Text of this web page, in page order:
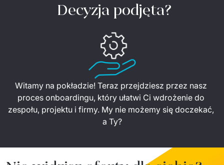
Decyzja podjęta?
Witamy na pokładzie! Teraz przejdziesz przez nasz
proces onboardingu, który ułatwi Ci wdrożenie do
zespołu, projektu i firmy. My nie możemy się doczekać,
a Ty?